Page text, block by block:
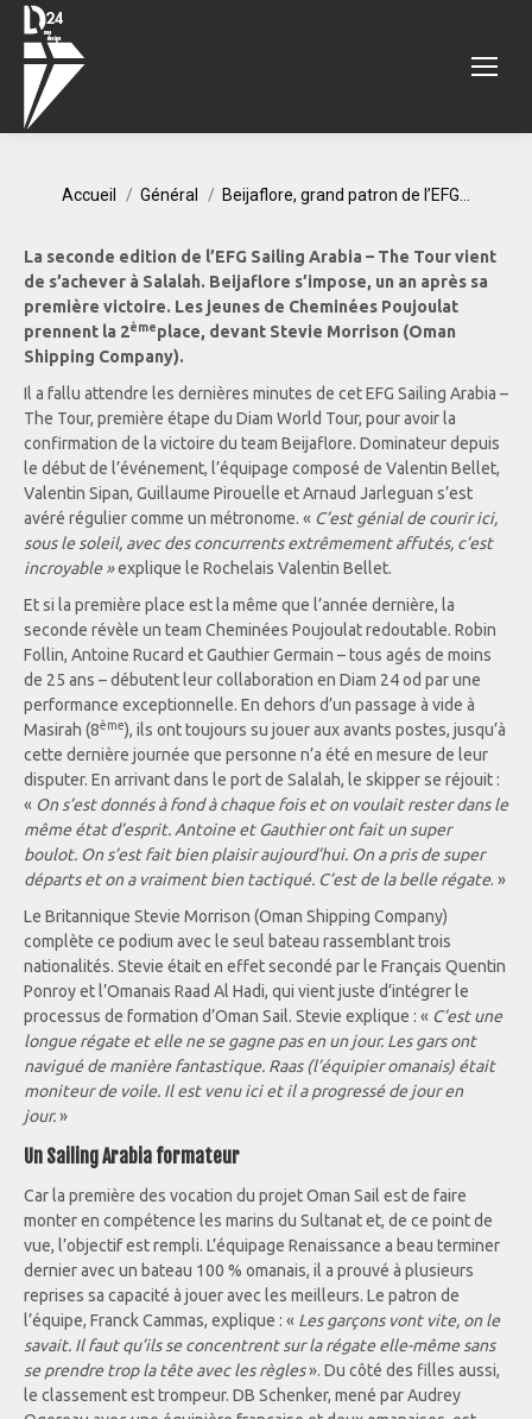
Accueil Général Beijaflore, grand patron de l’EFG…
La seconde edition de l’EFG Sailing Arabia – The Tour vient
de s’achever à Salalah. Beijaflore s’impose, un an après sa
première victoire. Les jeunes de Cheminées Poujoulat
prennent la 2èmeplace, devant Stevie Morrison (Oman
Shipping Company).
Il a fallu attendre les dernières minutes de cet EFG Sailing Arabia –
The Tour, première étape du Diam World Tour, pour avoir la
confirmation de la victoire du team Beijaflore. Dominateur depuis
le début de l’événement, l’équipage composé de Valentin Bellet,
Valentin Sipan, Guillaume Pirouelle et Arnaud Jarleguan s’est
avéré régulier comme un métronome. « C’est génial de courir ici,
sous le soleil, avec des concurrents extrêmement affutés, c’est
incroyable »explique le Rochelais Valentin Bellet.
Et si la première place est la même que l’année dernière, la
seconde révèle un team Cheminées Poujoulat redoutable. Robin
Follin, Antoine Rucard et Gauthier Germain – tous agés de moins
de 25 ans – débutent leur collaboration en Diam 24 od par une
performance exceptionnelle. En dehors d’un passage à vide à
Masirah (8ème), ils ont toujours su jouer aux avants postes, jusqu’à
cette dernière journée que personne n’a été en mesure de leur
disputer. En arrivant dans le port de Salalah, le skipper se réjouit :
« On s’est donnés à fond à chaque fois et on voulait rester dans le
même état d’esprit. Antoine et Gauthier ont fait un super
boulot. On s’est fait bien plaisir aujourd’hui. On a pris de super
départs et on a vraiment bien tactiqué. C’est de la belle régate. »
Le Britannique Stevie Morrison (Oman Shipping Company)
complète ce podium avec le seul bateau rassemblant trois
nationalités. Stevie était en effet secondé par le Français Quentin
Ponroy et l’Omanais Raad Al Hadi, qui vient juste d’intégrer le
processus de formation d’Oman Sail. Stevie explique : « C’est une
longue régate et elle ne se gagne pas en un jour. Les gars ont
navigué de manière fantastique. Raas (l’équipier omanais) était
moniteur de voile. Il est venu ici et il a progressé de jour en
jour.»
Un Sailing Arabia formateur
Car la première des vocation du projet Oman Sail est de faire
monter en compétence les marins du Sultanat et, de ce point de
vue, l’objectif est rempli. L’équipage Renaissance a beau terminer
dernier avec un bateau 100 % omanais, il a prouvé à plusieurs
reprises sa capacité à jouer avec les meilleurs. Le patron de
l’équipe, Franck Cammas, explique : « Les garçons vont vite, on le
savait. Il faut qu’ils se concentrent sur la régate elle-même sans
se prendre trop la tête avec les règles». Du côté des filles aussi,
le classement est trompeur. DB Schenker, mené par Audrey